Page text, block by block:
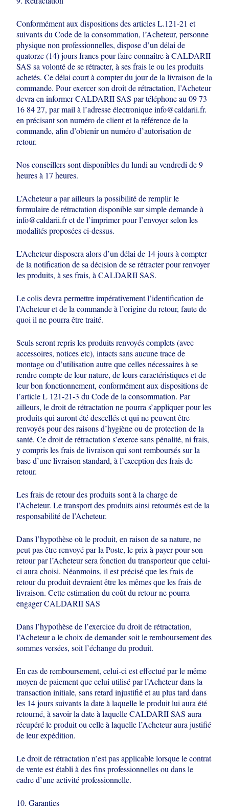
Conformément aux dispositions des articles L.121-21 et
suivants du Code de laconsommation, l’Acheteur, personne
physique non professionnelles, dispose d’undélai de
quatorze (14) jours francs pour faire connaître à CALDARII
SAS sa volontéde se rétracter, à ses frais le ou les produits
achetés. Ce délai court à compter dujour de la livraison de la
commande. Pour exercer son droit de rétractation,l’Acheteur
devra en informer CALDARII SAS par téléphone au 09 73
16 84 27, parmail à l’adresse électronique info@caldarii.fr.
en précisant son numéro de clientet la référence de la
commande, afin d’obtenir un numéro d’autorisation de
retour.
Nos conseillers sont disponibles du lundi au vendredi de 9
heures à 17 heures.
L’Acheteur a par ailleurs la possibilité de remplir le
formulaire de rétractationdisponible sur simple demande à
info@caldarii.fr et de l’imprimer pour l’envoyerselon les
modalités proposées ci-dessus.
L’Acheteur disposera alors d’un délai de 14 jours à compter
de la notification de sadécision de se rétracter pour renvoyer
les produits, à ses frais, à CALDARII SAS.
Le colis devra permettre impérativement l’identification de
l’Acheteur et de lacommande à l’origine du retour, faute de
quoi il ne pourra être traité.
Seuls seront repris les produits renvoyés complets (avec
accessoires, notices etc),intacts sans aucune trace de
montage ou d’utilisation autre que celles nécessairesà se
rendre compte de leur nature, de leurs caractéristiques et de
leur bonfonctionnement, conformément aux dispositions de
l’article L 121-21-3 du Code dela consommation. Par
ailleurs, le droit de rétractation ne pourra s’appliquer pour les
produits qui auront été descellés et qui ne peuvent être
renvoyés pour des raisonsd’hygiène ou de protection de la
santé. Ce droit de rétractation s’exerce sanspénalité, ni frais,
y compris les frais de livraison qui sont remboursés sur la
based’une livraison standard, à l’exception des frais de
retour.
Les frais de retour des produits sont à la charge de
l’Acheteur. Le transport desproduits ainsi retournés est de la
responsabilité de l’Acheteur.
Dans l’hypothèse où le produit, en raison de sa nature, ne
peut pas être renvoyépar la Poste, le prix à payer pour son
retour par l’Acheteur sera fonction dutransporteur que celui-
ci aura choisi. Néanmoins, il est précisé que les frais de
retour du produit devraient être les mêmes que les frais de
livraison. Cetteestimation du coût du retour ne pourra
engager CALDARII SAS
Dans l’hypothèse de l’exercice du droit de rétractation,
l’Acheteur a le choix dedemander soit le remboursement des
sommes versées, soit l’échange du produit.
En cas de remboursement, celui-ci est effectué par le même
moyen de paiementque celui utilisé par l’Acheteur dans la
transaction initiale, sans retard injustifié et auplus tard dans
les 14 jours suivants la date à laquelle le produit lui aura été
retourné, à savoir la date à laquelle CALDARII SAS aura
récupéré le produit oucelle à laquelle l’Acheteur aura justifié
de leur expédition.
Le droit de rétractation n’est pas applicable lorsque le contrat
de vente est établi àdes fins professionnelles ou dans le
cadre d’une activité professionnelle.
10. Garanties